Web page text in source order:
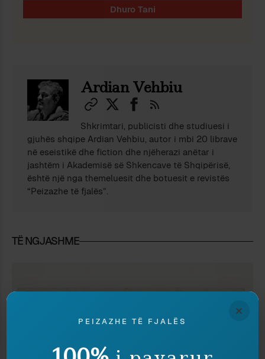
Ardian Vehbiu
Shkrimtari, publicisti dhe studiuesi i
gjuhës shqipe Ardian Vehbiu, autor i mbi 20 librave
në eseistikë dhe fiction dhe njëherazi anëtar i
jashtëm i Akademisë së Shkencave të Shqipërisë,
është një nga themeluesit dhe botuesit e revistës
“Peizazhe të fjalës”.
TË NGJASHME
×
PEIZAZHE TË FJALËS